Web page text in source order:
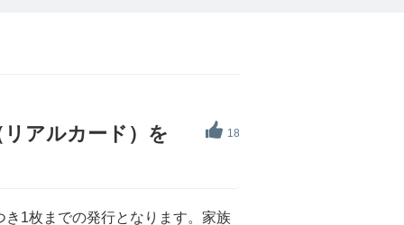
18
アルカード）を
1枚までの発行となります。家族